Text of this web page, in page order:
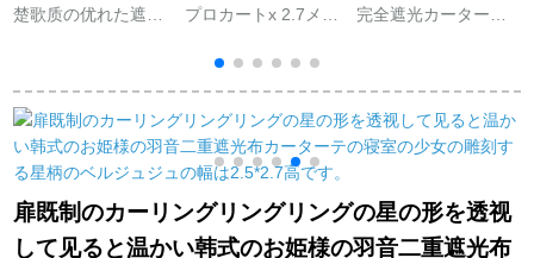
楚歌质の优れた遮光
ン15 cm大刺レスのア
クセセセセセセセセ
リング（15 cm大レエ
ス）
プロカートx 2.7メト
もいいです。
完全遮光カーターテ
厚い手UVカート断热
出窓遮光布シプロモ
は2.8枚x 2.5高【通常
使用
扉既制のカーリングリングリングの星の形を透视
して见ると温かい韩式のお姫様の羽音二重遮光布